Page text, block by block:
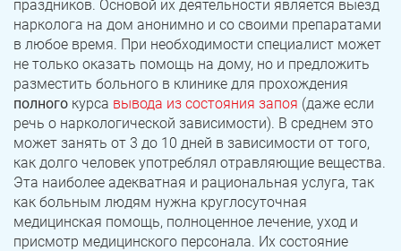
праздников. Основой их деятельности является выезд
нарколога на дом анонимно и со своими препаратами
в любое время. При необходимости специалист может
не только оказать помощь на дому, но и предложить
разместить больного в клинике для прохождения
полного курса вывода из состояния запоя (даже если
речь о наркологической зависимости). В среднем это
может занять от 3 до 10 дней в зависимости от того,
как долго человек употреблял отравляющие вещества.
Эта наиболее адекватная и рациональная услуга, так
как больным людям нужна круглосуточная
медицинская помощь, полноценное лечение, уход и
присмотр медицинского персонала. Их состояние
Записаться
Я ознакомлен и принимаюусловия работы сайта
Задать вопрос
Я ознакомлен и принимаюусловия работы сайта
Записаться
Я ознакомлен и принимаюусловия работы сайта
Записаться
Я ознакомлен и принимаюусловия работы сайта
Зауральский Межозерный
Катав-Ивановск Куса
Пласт Бакал
Усть-Катав Верхний Уфалей
Еманжелинск Карталы
Аша Трехгорный